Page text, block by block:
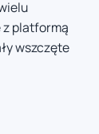
z platformą
wszczęte